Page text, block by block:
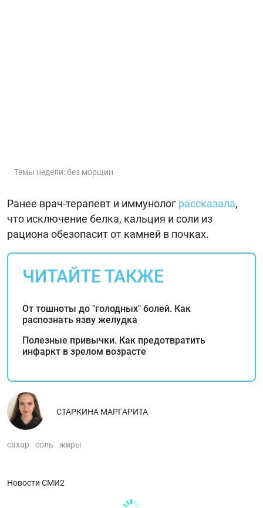
Темы недели: без морщин
Ранее врач-терапевт и иммунолог рассказала,
что исключение белка, кальция и соли из
рациона обезопасит от камней в почках.
ЧИТАЙТЕ ТАКЖЕ
От тошноты до "голодных" болей. Как
распознать язву желудка
Полезные привычки. Как предотвратить
инфаркт в зрелом возрасте
СТАРКИНА МАРГАРИТА
сахар соль жиры
Новости СМИ2